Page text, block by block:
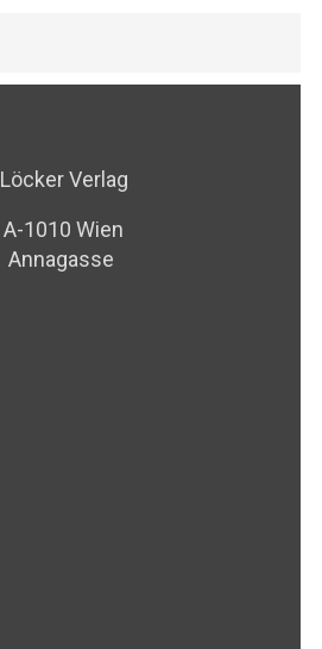
Löcker Verlag
A-1010 Wien
Annagasse